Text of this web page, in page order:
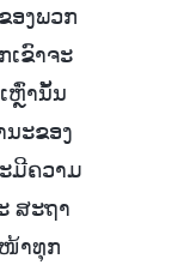
ອງພວກ
ເຂົາຈະ
ຫຼົ່ານັ້ນ
ະຂອງ
ມີຄວາມ
ສະຖາ
ໜ້າທຸກ